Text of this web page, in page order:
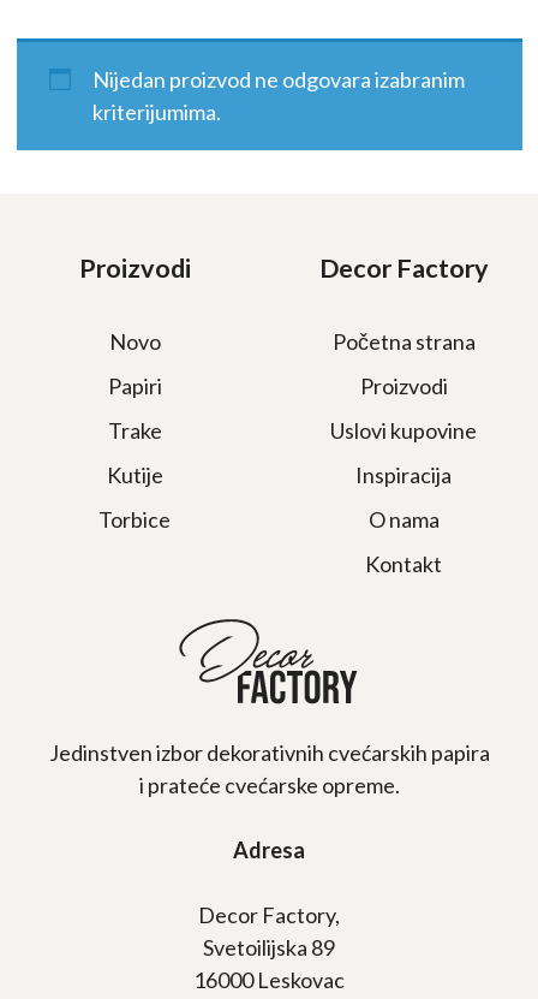
Nijedan proizvod ne odgovara izabranim
kriterijumima.
Proizvodi
Novo
Papiri
Trake
Kutije
Torbice
Decor Factory
Početna strana
Proizvodi
Uslovi kupovine
Inspiracija
O nama
Kontakt
Jedinstven izbor dekorativnih cvećarskih papira
i prateće cvećarske opreme.
Adresa
Decor Factory,
Svetoilijska 89
16000 Leskovac